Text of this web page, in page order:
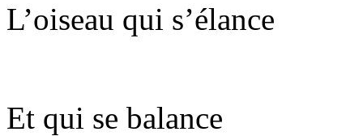
L’oiseau qui s’élance
Et qui se balance